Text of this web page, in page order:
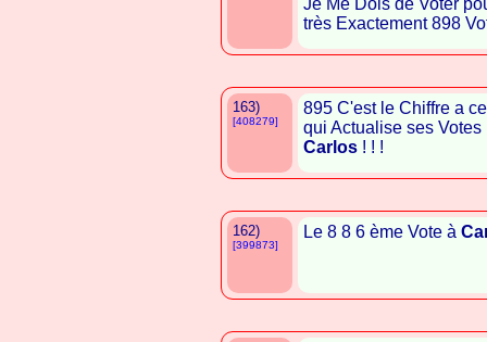
Je Me Dois de Voter
très Exactement 898
163)
[408279]
895 C'est le Chiffre a
qui Actualise ses Votes
Carlos ! ! !
162)
[399873]
Le 8 8 6 ème Vote à